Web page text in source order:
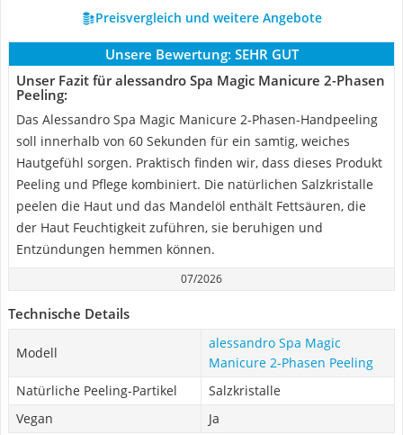
Preisvergleich und weitere Angebote
Unsere Bewertung: SEHR GUT
Unser Fazit für alessandro Spa Magic Manicure 2-Phasen
Peeling:
Das Alessandro Spa Magic Manicure 2-Phasen-Handpeeling
soll innerhalb von 60 Sekunden für ein samtig, weiches
Hautgefühl sorgen. Praktisch finden wir, dass dieses Produkt
Peeling und Pflege kombiniert. Die natürlichen Salzkristalle
peelen die Haut und das Mandelöl enthält Fettsäuren, die
der Haut Feuchtigkeit zuführen, sie beruhigen und
Entzündungen hemmen können.
07/2026
Technische Details
Modell
alessandro Spa Magic
Manicure 2-Phasen Peeling
Natürliche Peeling-Partikel
Salzkristalle
Vegan
Ja